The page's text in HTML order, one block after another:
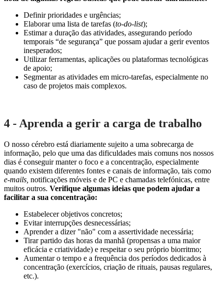
Definir prioridades e urgências;
Elaborar uma lista de tarefas (to-do-list);
Estimar a duração das atividades, assegurando período
temporais “de segurança” que possam ajudar a gerir eventos
inesperados;
Utilizar ferramentas, aplicações ou plataformas tecnológicas
de apoio;
Segmentar as atividades em micro-tarefas, especialmente no
caso de projetos mais complexos.
4 - Aprenda a gerir a carga de trabalho
O nosso cérebro está diariamente sujeito a uma sobrecarga de
informação, pelo que uma das dificuldades mais comuns nos nossos
dias é conseguir manter o foco e a concentração, especialmente
quando existem diferentes fontes e canais de informação, tais como
e-mails, notificações móveis e de PC e chamadas telefónicas, entre
muitos outros. Verifique algumas ideias que podem ajudar a
facilitar a sua concentração:
Estabelecer objetivos concretos;
Evitar interrupções desnecessárias;
Aprender a dizer "não" com a assertividade necessária;
Tirar partido das horas da manhã (propensas a uma maior
eficácia e criatividade) e respeitar o seu próprio biorritmo;
Aumentar o tempo e a frequência dos períodos dedicados à
concentração (exercícios, criação de rituais, pausas regulares,
etc.).